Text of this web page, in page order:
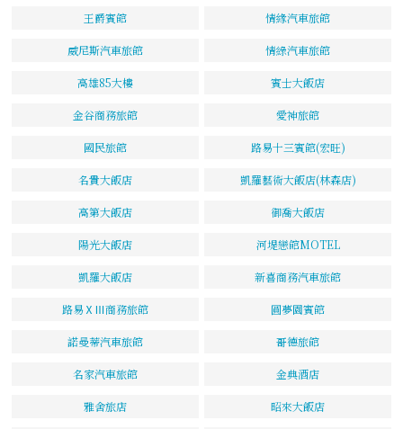
王爵賓館 情緣汽車旅館
威尼斯汽車旅館 情綠汽車旅館
高雄85大樓 賓士大飯店
金谷商務旅館 愛神旅館
國民旅館 路易十三賓館(宏旺)
名貴大飯店 凱羅藝術大飯店(林森店)
高第大飯店 御喬大飯店
陽光大飯店 河堤戀館MOTEL
凱羅大飯店 新喜商務汽車旅館
路易ⅩⅢ商務旅館 圓夢園賓館
諾曼蒂汽車旅館 哥德旅館
名家汽車旅館 金典酒店
雅舍旅店 昭來大飯店